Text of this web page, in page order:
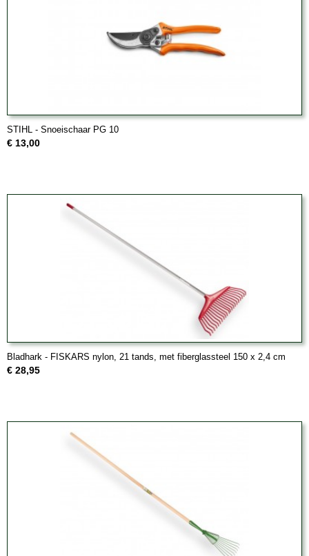
STIHL - Snoeischaar PG 10
€ 13,00
Bladhark - FISKARS nylon, 21 tands, met fiberglassteel 150 x 2,4 cm
€ 28,95